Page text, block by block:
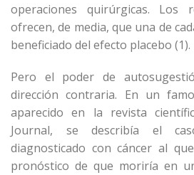
operaciones quirúrgicas. Los
ofrecen, de media, que una de
beneficiado del efecto placebo (1).
Pero el poder de
dirección contraria. En un
aparecido en la revista
Journal, se describía el
diagnosticado con cáncer al
pronóstico de que moriría en